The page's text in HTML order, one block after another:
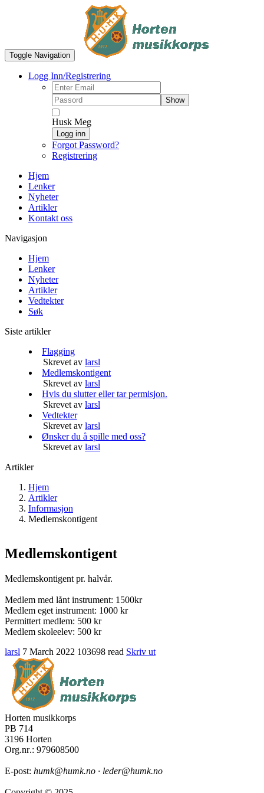
Toggle Navigation
Logg Inn/Registrering
Show
Husk Meg
Logg inn
Forgot Password?
Registrering
Hjem
Lenker
Nyheter
Artikler
Kontakt oss
Navigasjon
Hjem
Lenker
Nyheter
Artikler
Vedtekter
Søk
Siste artikler
Flagging
Skrevet av larsl
Medlemskontigent
Skrevet av larsl
Hvis du slutter eller tar permisjon.
Skrevet av larsl
Vedtekter
Skrevet av larsl
Ønsker du å spille med oss?
Skrevet av larsl
Artikler
Hjem
Artikler
Informasjon
Medlemskontigent
Medlemskontigent
Medlemskontigent pr. halvår.
Medlem med lånt instrument: 1500kr
Medlem eget instrument: 1000 kr
Permittert medlem: 500 kr
Medlem skoleelev: 500 kr
larsl 7 March 2022 103698 read Skriv ut
Horten musikkorps
PB 714
3196 Horten
Org.nr.: 979608500
E-post: humk@humk.no · leder@humk.no